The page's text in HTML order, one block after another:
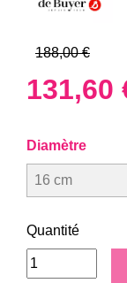
188,00 €
131,60
Diamètre
Quantité